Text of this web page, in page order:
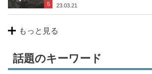
5 23.03.21
もっと見る
話題のキーワード